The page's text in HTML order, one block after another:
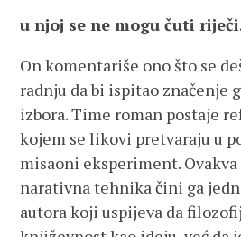
u njoj se ne mogu čuti
On komentariše ono što se
radnju da bi ispitao značenje
izbora. Time roman postaje
kojem se likovi pretvaraju u
misaoni eksperiment.
narativna tehnika čini ga
autora koji uspijeva da